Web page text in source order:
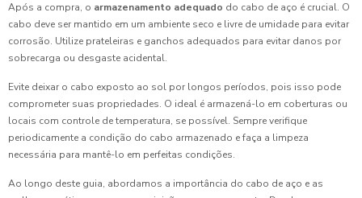
Após a compra, o armazenamento adequado do cabo de aço é crucial. O
cabo deve ser mantido em um ambiente seco e livre de umidade para evitar
corrosão. Utilize prateleiras e ganchos adequados para evitar danos por
sobrecarga ou desgaste acidental.
Evite deixar o cabo exposto ao sol por longos períodos, pois isso pode
comprometer suas propriedades. O ideal é armazená-lo em coberturas ou
locais com controle de temperatura, se possível. Sempre verifique
periodicamente a condição do cabo armazenado e faça a limpeza
necessária para mantê-lo em perfeitas condições.
Ao longo deste guia, abordamos a importância do cabo de aço e as